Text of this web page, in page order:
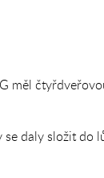
měl
daly složit do